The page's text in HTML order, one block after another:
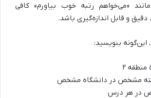
«می‌خواهم رتبه خوب بیاورم» کافی
و قابل اندازه‌گیری باشد.
بنویسید:
مشخص در دانشگاه مشخص
در هر درس